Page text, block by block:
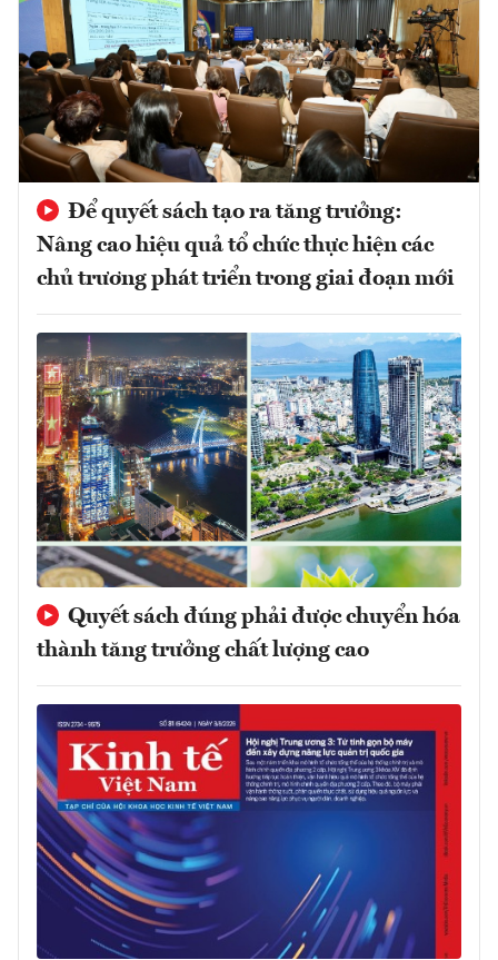
Để quyết sách tạo ra tăng trưởng:
Nâng cao hiệu quả tổ chức thực hiện các
chủ trương phát triển trong giai đoạn mới
Quyết sách đúng phải được chuyển hóa
thành tăng trưởng chất lượng cao